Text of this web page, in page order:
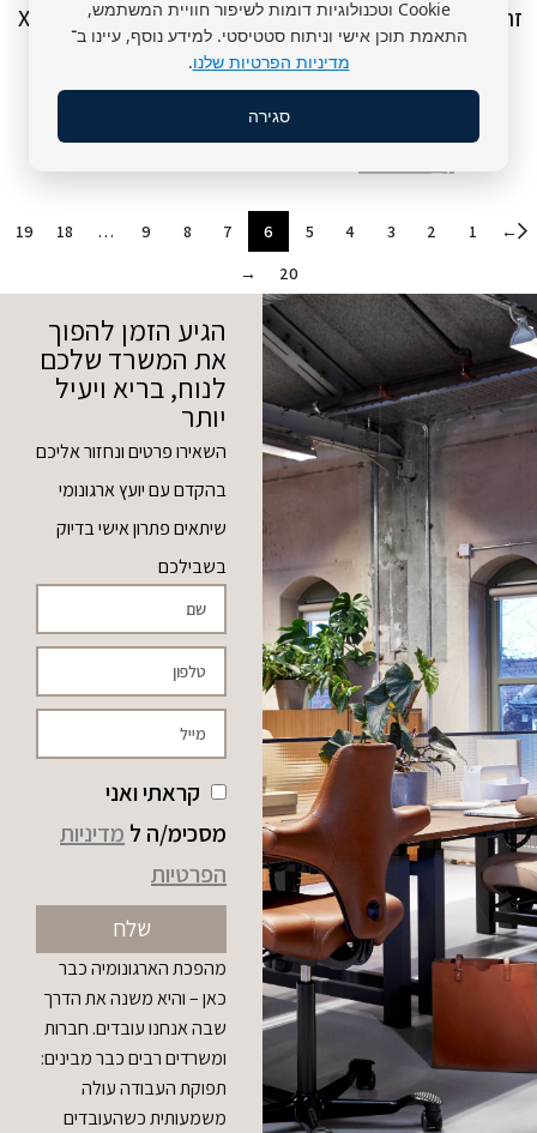
Cookie וטכנולוגיות דומות לשיפור חוויית המשתמש,
התאמת תוכן אישי וניתוח סטטיסטי. למידע נוסף, עיינו ב־
מדיניות הפרטיות שלנו.
סגירה
זרוע כפולה עם שקעים דגם
Cobra
Keisar
זרוע רב מפרקית למסך XL
Keisar
←
1
2
3
4
5
6
7
8
9
…
18
19
20
→
הגיע הזמן להפוך
את המשרד שלכם
לנוח, בריא ויעיל
יותר
השאירו פרטים ונחזור אליכם
בהקדם עם יועץ ארגונומי
שיתאים פתרון אישי בדיוק
בשבילכם
קראתי ואני
מסכימ/ה ל מדיניות
הפרטיות
שלח
מהפכת הארגונומיה כבר
כאן – והיא משנה את הדרך
שבה אנחנו עובדים. חברות
ומשרדים רבים כבר מבינים:
תפוקת העבודה עולה
משמעותית כשהעובדים